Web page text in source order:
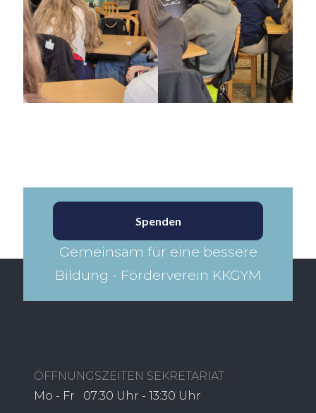
Spenden
Gemeinsam für eine bessere
Bildung - Förderverein KKGYM​
ÖFFNUNGSZEITEN SEKRETARIAT
Mo - Fr 07:30 Uhr - 13:30 Uhr